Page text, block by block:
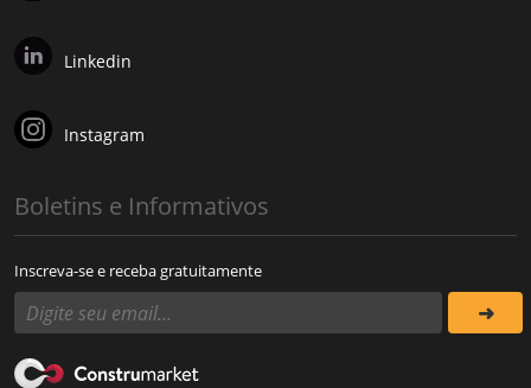
Linkedin
Instagram
Boletins e Informativos
Inscreva-se e receba gratuitamente